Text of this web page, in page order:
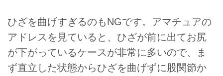
ひざを曲げすぎるのもNGです。アマチュアの
アドレスを見ていると、ひざが前に出てお尻
が下がっているケースが非常に多いので、ま
ず直立した状態からひざを曲げずに股関節か